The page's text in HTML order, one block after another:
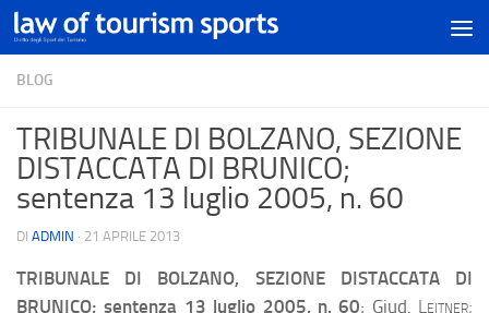
BLOG
TRIBUNALE DI BOLZANO, SEZIONE
DISTACCATA DI BRUNICO;
sentenza 13 luglio 2005, n. 60
DI ADMIN · 21 APRILE 2013
TRIBUNALE DI BOLZANO, SEZIONE DISTACCATA DI
BRUNICO; sentenza 13 luglio 2005, n. 60; Giud. Leitner;